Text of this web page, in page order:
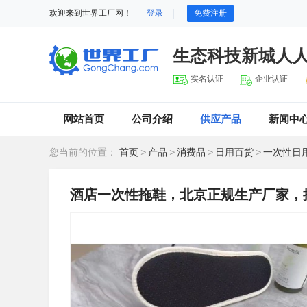
欢迎来到世界工厂网！ 登录 免费注册
生态科技新城人
实名认证 企业认证
网站首页 公司介绍 供应产品 新闻中
您当前的位置： 首页 > 产品 >消费品 > 日用百货 >一次性日
酒店一次性拖鞋，北京正规生产厂家